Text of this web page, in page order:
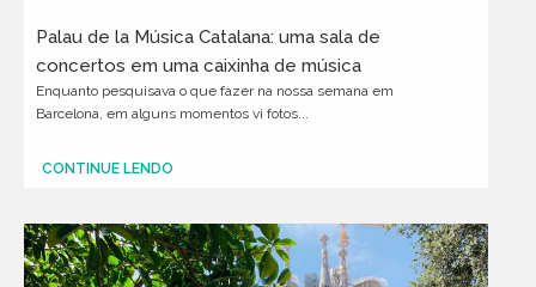
Palau de la Música Catalana: uma sala de
concertos em uma caixinha de música
Enquanto pesquisava o que fazer na nossa semana em
Barcelona, em alguns momentos vi fotos...
CONTINUE LENDO